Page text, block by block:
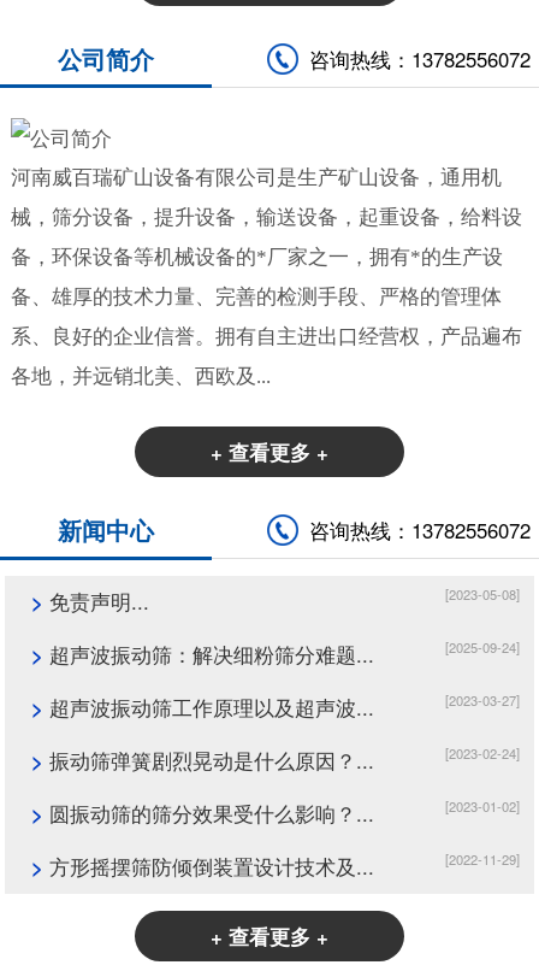
咨询热线：13782556072
公司简介
河南威百瑞矿山设备有限公司是生产矿山设备，通用机
械，筛分设备，提升设备，输送设备，起重设备，给料设
备，环保设备等机械设备的*厂家之一，拥有*的生产设
备、雄厚的技术力量、完善的检测手段、严格的管理体
系、良好的企业信誉。拥有自主进出口经营权，产品遍布
各地，并远销北美、西欧及...
+ 查看更多 +
咨询热线：13782556072
新闻中心
[2023-05-08]
> 免责声明...
[2025-09-24]
> 超声波振动筛：解决细粉筛分难题...
[2023-03-27]
> 超声波振动筛工作原理以及超声波...
[2023-02-24]
> 振动筛弹簧剧烈晃动是什么原因？...
[2023-01-02]
> 圆振动筛的筛分效果受什么影响？...
[2022-11-29]
> 方形摇摆筛防倾倒装置设计技术及...
+ 查看更多 +